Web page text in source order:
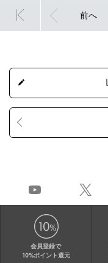
前へ
会員登録で
10%ポイント還元